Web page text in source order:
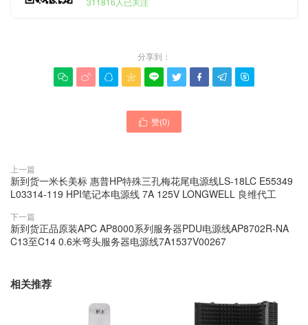
分享到：
        
 赞(0)
上一篇
新到货一米长美标 惠普HP特殊三孔梅花尾电源线LS-18LC E55349
L03314-119 HPI笔记本电源线 7A 125V LONGWELL 良维代工
下一篇
新到货正品原装APC AP8000系列服务器PDU电源线AP8702R-NA
C13至C14 0.6米弯头服务器电源线7A1537V00267
相关推荐